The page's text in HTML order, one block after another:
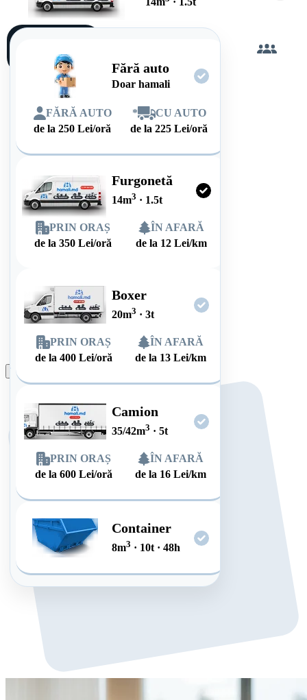
Fără auto
Doar hamali
FĂRĂ AUTO
de la250 Lei/oră
*
CU AUTO
de la225 Lei/oră
Furgonetă
14m3 · 1.5t
PRIN ORAȘ
de la 350 Lei/oră
ÎN AFARĂ
de la 12 Lei/km
Boxer
20m3 · 3t
PRIN ORAȘ
de la400 Lei/oră
ÎN AFARĂ
de la 13 Lei/km
Camion
35/42m3 · 5t
PRIN ORAȘ
de la600 Lei/oră
ÎN AFARĂ
de la 16 Lei/km
Container
8m3 · 10t · 48h
singur
Plasează comanda